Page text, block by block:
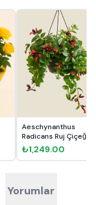
Aeschynanthus
Radicans Ruj Çiçeği
₺1,249.00
Yorumlar